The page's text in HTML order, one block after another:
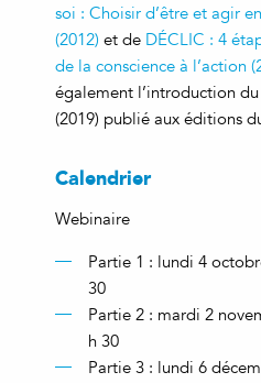
soi : Choisir d’être et agir
(2012) et de DÉCLIC : 4
de la conscience à l’action
également l’introduction
(2019) publié aux éditions
Calendrier
Webinaire
Partie 1 : lundi 4
30
Partie 2 : mardi 2
h 30
Partie 3 : lundi 6